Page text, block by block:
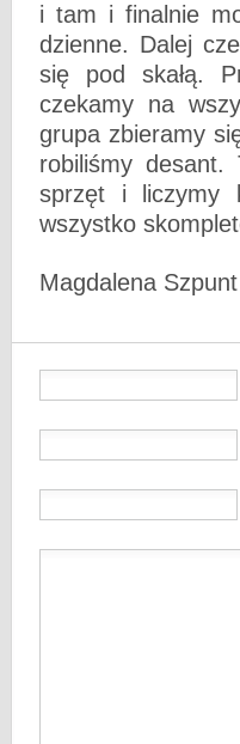
i tam i finalnie
dzienne. Dalej
się pod skałą.
czekamy na
grupa zbieramy
robiliśmy desant.
sprzęt i liczymy
wszystko
Magdalena Szpunt